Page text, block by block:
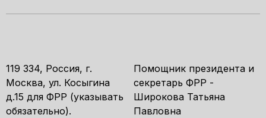
119 334, Россия, г.
Москва, ул. Косыгина
д.15 для ФРР (указывать
обязательно).
Помощник президента и
секретарь ФРР -
Широкова Татьяна
Павловна